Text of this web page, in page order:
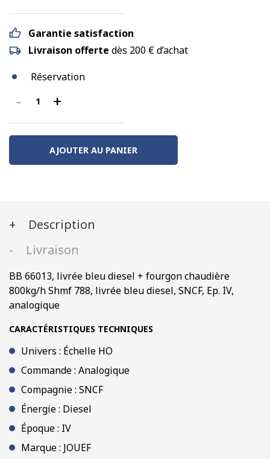
Garantie satisfaction
Livraison offerte dès 200 € d’achat
Réservation
-
quantité
de
BB
livrée
fourgon
800kg/h
788,
livrée
bleu
diesel,
Ep.
IV
+
AJOUTER AU PANIER
Description
Livraison
BB 66013, livrée bleu diesel + fourgon chaudière
800kg/h Shmf 788, livrée bleu diesel, SNCF, Ep. IV,
analogique
CARACTÉRISTIQUES TECHNIQUES
Univers : Échelle HO
Commande : Analogique
Compagnie : SNCF
Énergie : Diesel
Époque : IV
Marque : JOUEF